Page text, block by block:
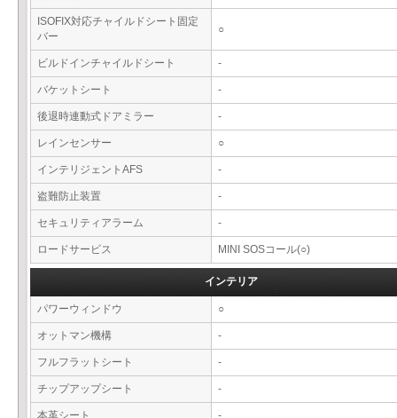
ISOFIX対応チャイルドシート固定
バー
○
ビルドインチャイルドシート -
バケットシート -
後退時連動式ドアミラー -
レインセンサー ○
インテリジェントAFS -
盗難防止装置 -
セキュリティアラーム -
ロードサービス MINI SOSコール(○)
インテリア
パワーウィンドウ ○
オットマン機構 -
フルフラットシート -
チップアップシート -
本革シート -